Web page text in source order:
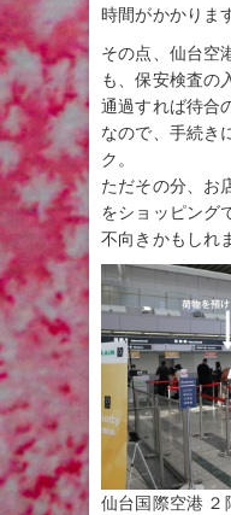
時間がかかりま
その点、仙台空
も、保安検査の
通過すれば待合
なので、手続き
ク。
ただその分、お
をショッピング
不向きかもしれ
仙台国際空港 ２